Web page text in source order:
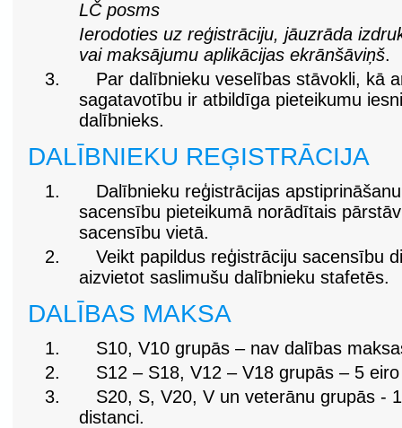
LČ posms
Ierodoties uz reģistrāciju, jāuzrāda
vai maksājumu aplikācijas ekrānšāviņš.
3.
Par dalībnieku veselības stāvokli, kā
sagatavotību ir atbildīga pieteikumu
dalībnieks.
DALĪBNIEKU REĢISTRĀCIJA
1.
Dalībnieku reģistrācijas
sacensību pieteikumā norādītais
sacensību vietā.
2.
Veikt papildus reģistrāciju sacensību
aizvietot saslimušu dalībnieku stafetēs.
DALĪBAS MAKSA
1.
S10, V10 grupās – nav dalības
2.
S12 – S18, V12 – V18 grupās – 5
3.
S20, S, V20, V un veterānu grupās -
distanci.